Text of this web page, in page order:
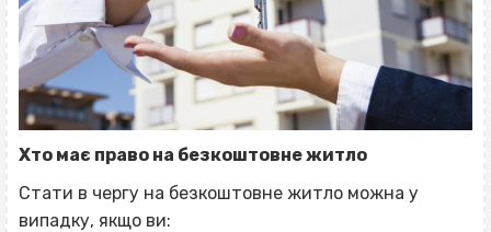
Хто має право на безкоштовне житло
Стати в чергу на безкоштовне житло можна у
випадку, якщо ви: